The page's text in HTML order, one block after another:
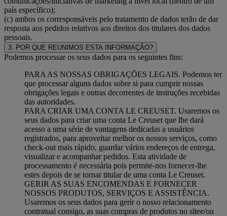
país específico);
(c) ambos os corresponsáveis pelo tratamento de dados terão de dar
resposta aos pedidos relativos aos direitos dos titulares dos dados
pessoais.
3. POR QUE REUNIMOS ESTA INFORMAÇÃO?
Podemos processar os seus dados para os seguintes fins:
PARA AS NOSSAS OBRIGAÇÕES LEGAIS. Podemos ter
que processar alguns dados sobre si para cumprir nossas
obrigações legais e outras decorrentes de instruções recebidas
das autoridades.
PARA CRIAR UMA CONTA LE CREUSET. Usaremos os
seus dados para criar uma conta Le Creuset que lhe dará
acesso a uma série de vantagens dedicadas a usuários
registrados, para aproveitar melhor os nossos serviços, como
check-out mais rápido, guardar vários endereços de entrega,
visualizar e acompanhar pedidos. Esta atividade de
processamento é necessária pois permite-nos fornecer-lhe
estes depois de se tornar titular de uma conta Le Creuset.
GERIR AS SUAS ENCOMENDAS E FORNECER
NOSSOS PRODUTOS, SERVIÇOS E ASSISTÊNCIA.
Usaremos os seus dados para gerir o nosso relacionamento
contratual consigo, as suas compras de produtos no sitee/ou